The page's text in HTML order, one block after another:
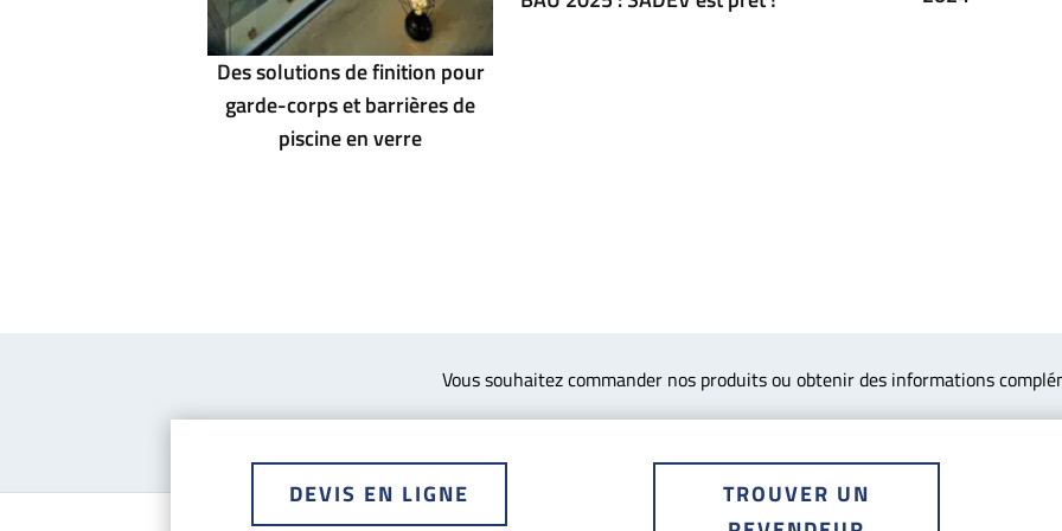
Des solutions de finition pour
garde-corps et barrières de
piscine en verre
Vous souhaitez commander nos produits ou obtenir des informations
DEVIS EN LIGNE
TROUVER UN